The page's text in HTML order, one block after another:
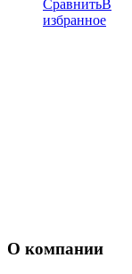
СравнитьВ
избранное
О компании